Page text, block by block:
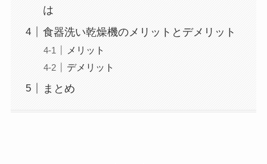
は
食器洗い乾燥機のメリットとデメリット
メリット
デメリット
まとめ